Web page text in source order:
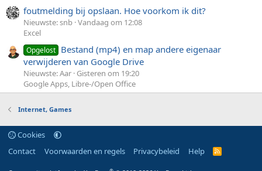
foutmelding bij opslaan. Hoe voorkom ik dit?
Nieuwste: snb Vandaag om 12:08
Excel
Opgelost Bestand (mp4) en map andere eigenaar
verwijderen van Google Drive
Nieuwste: Aar Gisteren om 19:20
Google Apps, Libre-/Open Office
Internet, Games
Cookies
Contact
Voorwaarden en regels Privacybeleid Help
R